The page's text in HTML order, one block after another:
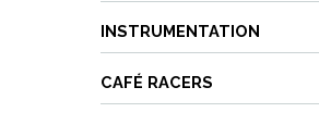
INSTRUMENTATION
CAFÉ RACERS